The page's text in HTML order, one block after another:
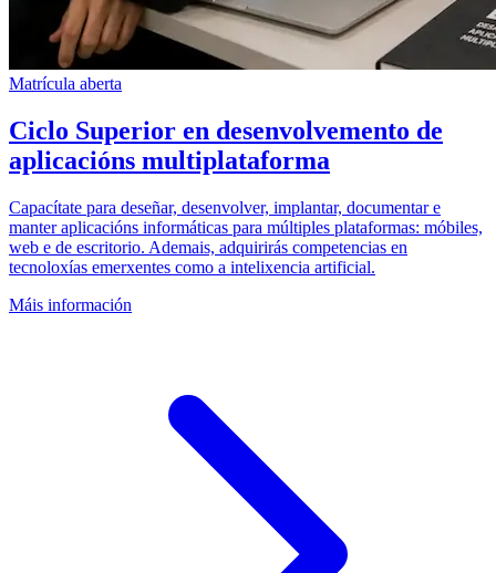
Matrícula aberta
Ciclo Superior en desenvolvemento de
aplicacións multiplataforma
Capacítate para deseñar, desenvolver, implantar, documentar e
manter aplicacións informáticas para múltiples plataformas: móbiles,
web e de escritorio. Ademais, adquirirás competencias en
tecnoloxías emerxentes como a intelixencia artificial.
Máis información